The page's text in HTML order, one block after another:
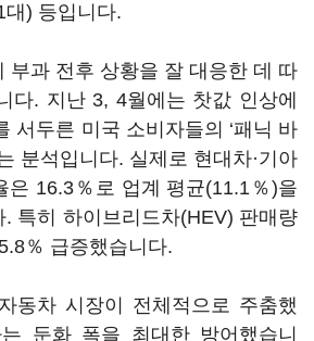
대) 등입니다.
부과 전후 상황을 잘 대응한 데 따
다. 지난 3, 4월에는 찻값 인상에
서두른 미국 소비자들의 ‘패닉 바
분석입니다. 실제로 현대차·기아
은 16.3％로 업계 평균(11.1％)을
특히 하이브리드차(HEV) 판매량
％ 급증했습니다.
동차 시장이 전체적으로 주춤했
는 둔화 폭을 최대한 방어했습니